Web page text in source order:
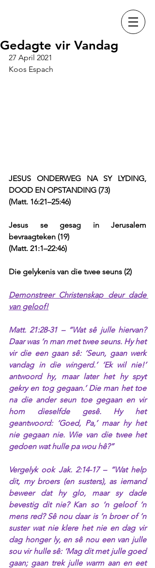
Gedagte vir Vandag
27 April 2021
Koos Espach
JESUS ONDERWEG NA SY LYDING,
DOOD EN OPSTANDING (73)
(Matt. 16:21–25:46)
Jesus se gesag in Jerusalem
bevraagteken (19)
(Matt. 21:1–22:46)
Die gelykenis van die twee seuns (2)
Demonstreer Christenskap deur dade
van geloof!
Matt. 21:28-31 – “Wat sê julle hiervan?
Daar was ‘n man met twee seuns. Hy het
vir die een gaan sê: ‘Seun, gaan werk
vandag in die wingerd.’ ‘Ek wil nie!’
antwoord hy, maar later het hy spyt
gekry en tog gegaan.’ Die man het toe
na die ander seun toe gegaan en vir
hom dieselfde gesê. Hy het
geantwoord: ‘Goed, Pa,’ maar hy het
nie gegaan nie. Wie van die twee het
gedoen wat hulle pa wou hê?”
Vergelyk ook Jak. 2:14-17 – “Wat help
dit, my broers (en susters), as iemand
beweer dat hy glo, maar sy dade
bevestig dit nie? Kan so ‘n geloof ‘n
mens red? Sê nou daar is ‘n broer of ‘n
suster wat nie klere het nie en dag vir
dag honger ly, en sê nou een van julle
sou vir hulle sê: ‘Mag dit met julle goed
gaan; gaan trek julle warm aan en eet